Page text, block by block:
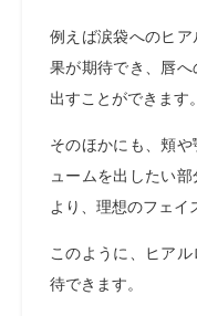
例えば涙袋へのヒ
果が期待でき、唇
出すことができます。
そのほかにも、頬
ュームを出したい
より、理想のフェイ
このように、ヒア
待できます。